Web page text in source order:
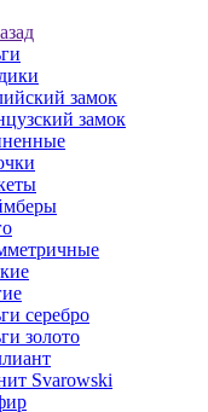
замок
замок
серебро
золото
Svarowski